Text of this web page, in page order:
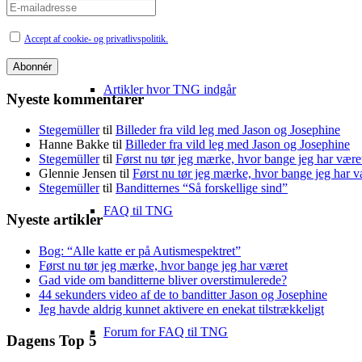
Artikler hvor TNG indgår
FAQ til TNG
Forum for FAQ til TNG
Accept af cookie- og privatlivspolitik.
Nyeste kommentarer
Stegemüllertil Billeder fra vild leg med Jason og Josephine
Hanne Bakke til Billeder fra vild leg med Jason og Josephine
Stegemüllertil Først nu tør jeg mærke, hvor bange jeg har
Glennie Jensen til Først nu tør jeg mærke, hvor bange jeg har
Stegemüllertil Banditternes “Så forskellige sind”
Nyeste artikler
Bog: “Alle katte er på Autismespektret”
Først nu tør jeg mærke, hvor bange jeg har været
Gad vide om banditterne bliver overstimulerede?
44 sekunders video af de to banditter Jason og Josephine
Jeg havde aldrig kunnet aktivere en enekat tilstrækkeligt
Dagens Top 5